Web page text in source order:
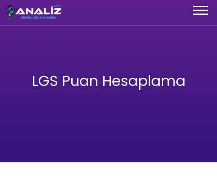
LGS Puan Hesaplama